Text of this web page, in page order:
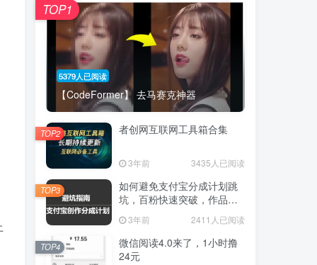
5379人已阅读
【CodeFormer】 去马赛克神器
TOP1
者创网互联网工具箱合集
3年前 3435人已阅读
TOP2
如何避免支付宝分成计划跳
坑，百粉快速突破，作品要
3年前 2411人已阅读
TOP3
微信阅读4.0来了，1小时撸
24元
TOP4